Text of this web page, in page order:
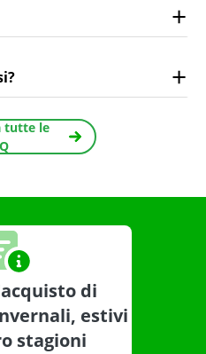
tutte le
di
estivi
stagioni